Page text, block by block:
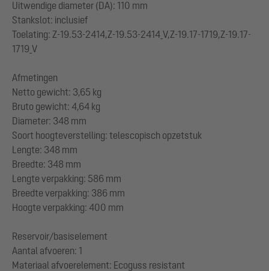
Uitwendige diameter (DA): 110 mm
Stankslot: inclusief
Toelating: Z-19.53-2414,Z-19.53-2414_V,Z-19.17-1719,Z-19.17-
1719_V
Afmetingen
Netto gewicht: 3,65 kg
Bruto gewicht: 4,64 kg
Diameter: 348 mm
Soort hoogteverstelling: telescopisch opzetstuk
Lengte: 348 mm
Breedte: 348 mm
Lengte verpakking: 586 mm
Breedte verpakking: 386 mm
Hoogte verpakking: 400 mm
Reservoir/basiselement
Aantal afvoeren: 1
Materiaal afvoerelement: Ecoguss resistant